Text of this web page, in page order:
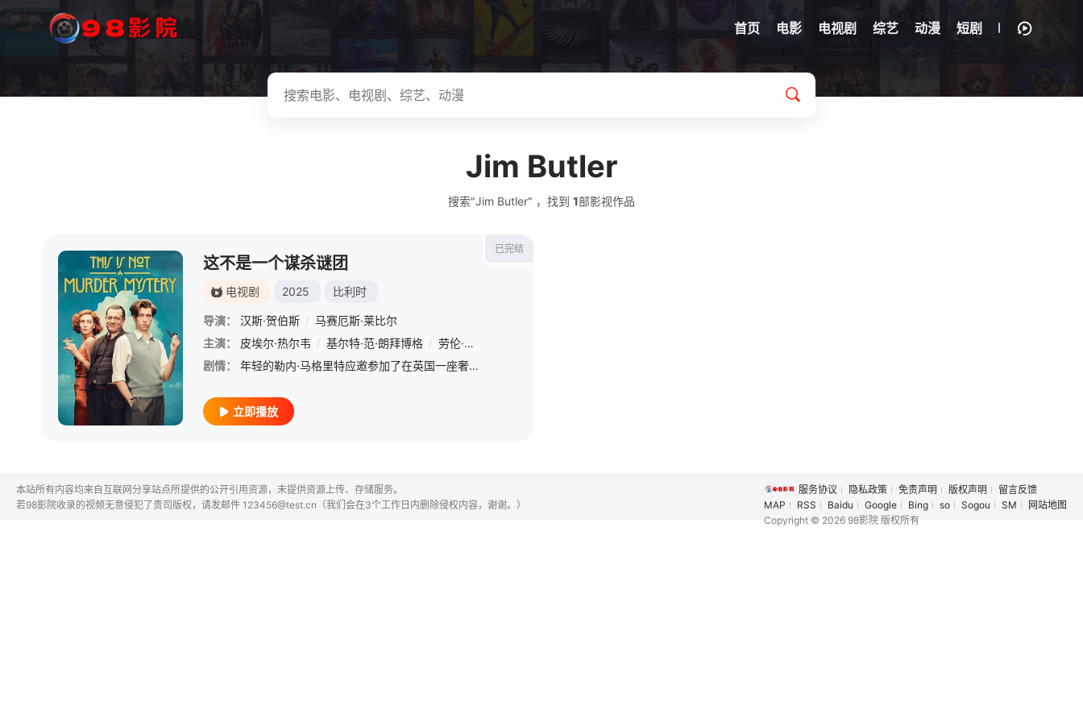
首页 电影 电视剧 综艺 动漫 短剧
Jim Butler
搜索"Jim Butler" ，找到 1部影视作品
已完结
这不是一个谋杀谜团
电视剧 2025 比利时
导演： 汉斯·贺伯斯 / 马赛厄斯·莱比尔
主演：
皮埃尔·热尔韦 / 基尔特·范·朗拜博格 / 劳伦·维斯尼克
剧情：
年轻的勒内·马格里特应邀参加了在英国一座奢华庄园举办的私人艺术展，他的生活从此发生了改变，而这座庄园的主人正是爱卖弄的詹姆斯勋爵。1936年，超现实主义在艺术界逐渐兴起。同行的客人包括萨尔瓦多·达利、
立即播放
服务协议 隐私政策 免责声明 版权声明
留言反馈
MAP
RSS Baidu Google Bing so Sogou SM
网站地图
Copyright © 2026 98影院 版权所有
本站所有内容均来自互联网分享站点所提供的公开引用资源，未提供资源上传、存储服务。
若98影院收录的视频无意侵犯了贵司版权，请发邮件 123456@test.cn（我们会在3个工作日内删除侵权内容，谢谢。）